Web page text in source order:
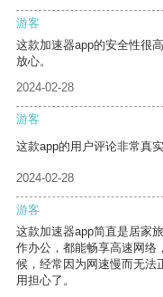
游客
这款加速器app的安全性很
放心。
2024-02-28
游客
这款app的用户评论非常真
2024-02-28
游客
这款加速器app简直是居家
作办公，都能畅享高速网络
候，经常因为网速慢而无法
用担心了。